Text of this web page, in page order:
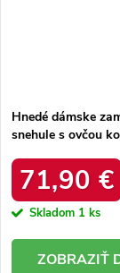
Hnedé dámske
snehule s ovčou
71,90 €
Skladom 1 ks